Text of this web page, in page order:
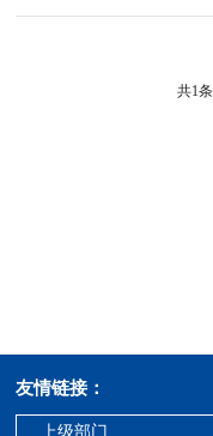
共1条
友情链接：
上级部门